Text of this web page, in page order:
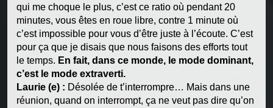
qui me choque le plus, c’est ce ratio où pendant 20
minutes, vous êtes en roue libre, contre 1 minute où
c’est impossible pour vous d’être juste à l’écoute. C’est
pour ça que je disais que nous faisons des efforts tout
le temps. En fait, dans ce monde, le mode dominant,
c’est le mode extraverti.
Laurie (e) : Désolée de t’interrompre… Mais dans une
réunion, quand on interrompt, ça ne veut pas dire qu’on